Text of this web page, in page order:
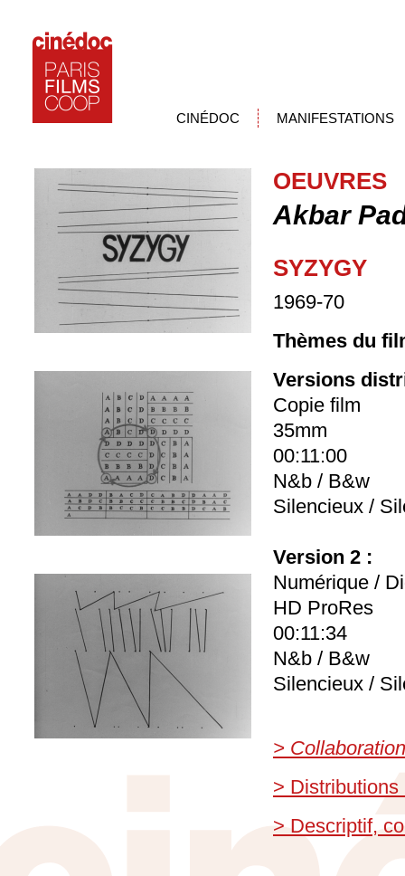
CINÉDOC MANIFESTATIONS
OEUVRES
Akbar
SYZYGY
1969-70
Thèmes du
Versions
Copie film
35mm
00:11:00
N&b / B&w
Silencieux /
Version 2 :
Numérique /
HD ProRes
00:11:34
N&b / B&w
Silencieux /
>
> Distributions
> Descriptif,